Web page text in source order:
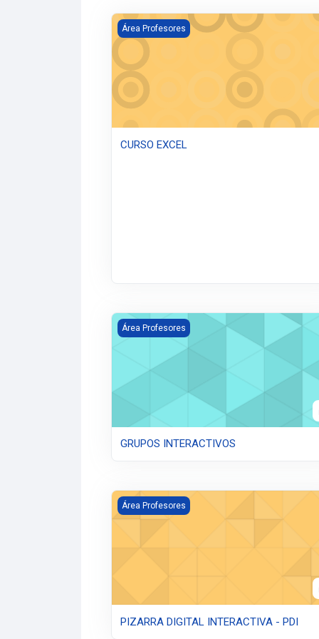
CURSO EXCEL
Área Profesores
CURSO EXCEL
GRUPOS INTERACTIVOS
Área Profesores
GRUPOS INTERACTIVOS
PIZARRA DIGITAL INTERACTIVA - PDI
Área Profesores
PIZARRA DIGITAL INTERACTIVA - PDI